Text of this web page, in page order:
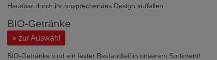
Hausbar durch ihr ansprechendes Design auffallen.
BIO-Getränke
» zur Auswahl
BIO-Getränke sind ein fester Bestandteil in unserem Sortiment!